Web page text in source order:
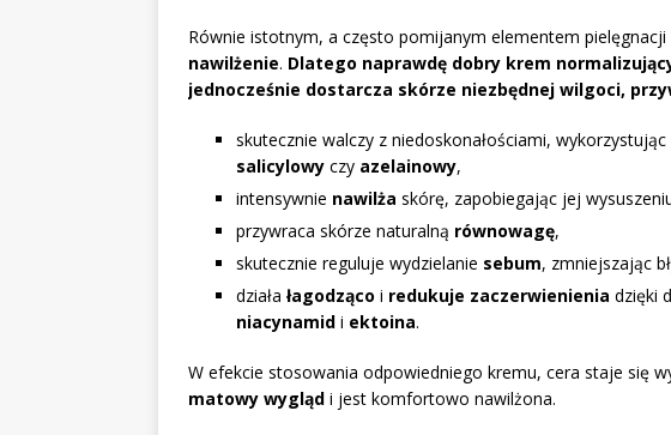
Równie istotnym, a często pomijanym elementem
nawilżenie. Dlatego naprawdę dobry krem
jednocześnie dostarcza skórze niezbędnej wilgoci,
skutecznie walczy z niedoskonałościami, wykorzystując
salicylowy czy azelainowy,
intensywnie nawilża skórę, zapobiegając jej
przywraca skórze naturalną równowagę,
skutecznie reguluje wydzielanie sebum, zmniejszając
działa łagodząco i redukuje zaczerwienienia dzięki
niacynamid i ektoina.
W efekcie stosowania odpowiedniego kremu, cera staje się
matowy wygląd i jest komfortowo nawilżona.